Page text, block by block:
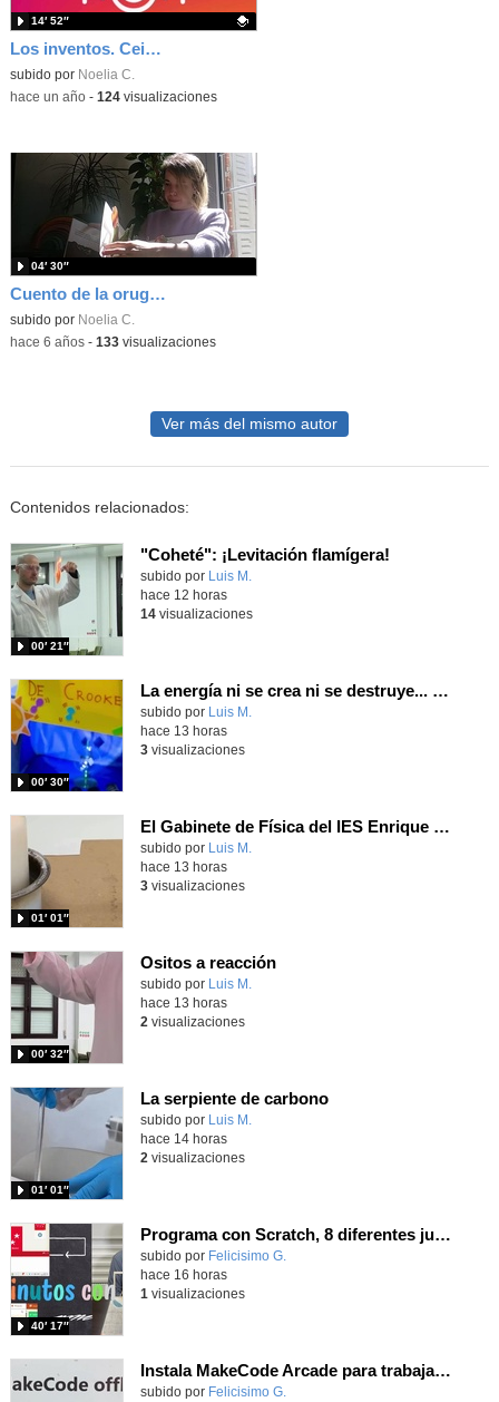
Los inventos. Ceip Francisco de Quevedo, 5 años B
Contenido educativo.
subido por Noelia C.
14′ 52″
-hace un año- 124visualizaciones
Cuento de la oruga glotona
subido por Noelia C.
04′ 30″
-hace 6 años- 133visualizaciones
Ver más del mismo autor
Contenidos relacionados:
"Coheté": ¡Levitación flamígera!
Contenido educativo.
subido por Luis M.
00′ 21″
hace 12 horas
14visualizaciones
La energía ni se crea ni se destruye... ¡se experimenta! El Tierno en la Feria Madrid es Ciencia 2026
Contenido educativo.
subido por Luis M.
00′ 30″
hace 13 horas
3visualizaciones
El Gabinete de Física del IES Enrique Tierno Galván de Parla (Curso 25-26)
Contenido educativo.
subido por Luis M.
01′ 01″
hace 13 horas
3visualizaciones
Ositos a reacción
Contenido educativo.
subido por Luis M.
00′ 32″
hace 13 horas
2 visualizaciones
La serpiente de carbono
Contenido educativo.
subido por Luis M.
01′ 01″
hace 14 horas
2 visualizaciones
Programa con Scratch, 8 diferentes juegos para vivir la emoción de los partidos de España en el mundial 2026
Contenido educativo.
subido por Felicisimo G.
40′ 17″
hace 16 horas
1 visualizaciones
Instala MakeCode Arcade para trabajar offline en tu tablet, ordenador, Chromebook
Contenido educativo.
subido por Felicisimo G.